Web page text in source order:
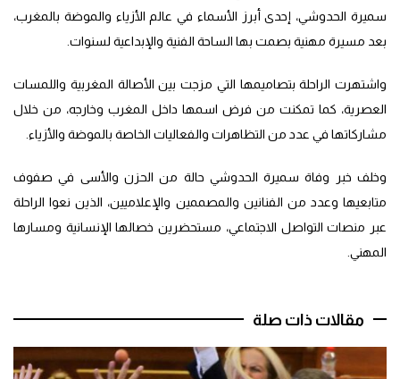
سميرة الحدوشي، إحدى أبرز الأسماء في عالم الأزياء والموضة بالمغرب،
بعد مسيرة مهنية بصمت بها الساحة الفنية والإبداعية لسنوات.
واشتهرت الراحلة بتصاميمها التي مزجت بين الأصالة المغربية واللمسات
العصرية، كما تمكنت من فرض اسمها داخل المغرب وخارجه، من خلال
مشاركاتها في عدد من التظاهرات والفعاليات الخاصة بالموضة والأزياء.
وخلف خبر وفاة سميرة الحدوشي حالة من الحزن والأسى في صفوف
متابعيها وعدد من الفنانين والمصممين والإعلاميين، الذين نعوا الراحلة
عبر منصات التواصل الاجتماعي، مستحضرين خصالها الإنسانية ومسارها
المهني.
مقالات ذات صلة